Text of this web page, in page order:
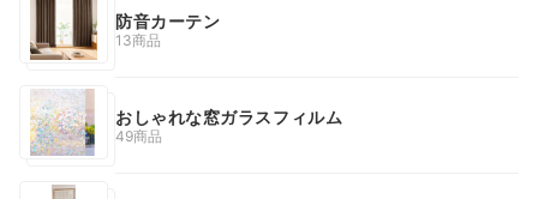
防音カーテン
13商品
おしゃれな窓ガラスフィルム
49商品